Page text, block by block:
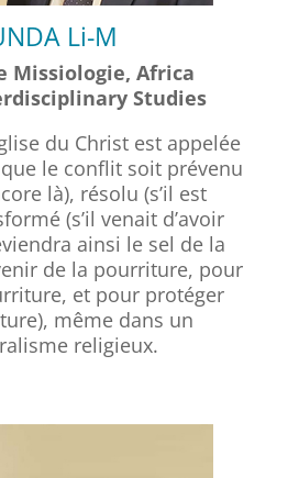
Li-M
Missiologie, Africa
Studies
du Christ est appelée
le conflit soit prévenu
là), résolu (s’il est
(s’il venait d’avoir
ainsi le sel de la
de la pourriture, pour
et pour protéger
même dans un
religieux.